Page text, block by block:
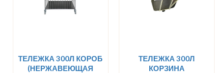
ТЕЛЕЖКА 300Л КОРОБ
(НЕРЖАВЕЮЩАЯ
ТЕЛЕЖКА 300Л
КОРЗИНА